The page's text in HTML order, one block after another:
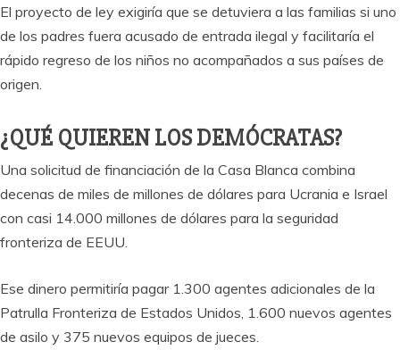
El proyecto de ley exigiría que se detuviera a las familias si uno
de los padres fuera acusado de entrada ilegal y facilitaría el
rápido regreso de los niños no acompañados a sus países de
origen.
¿QUÉ QUIEREN LOS DEMÓCRATAS?
Una solicitud de financiación de la Casa Blanca combina
decenas de miles de millones de dólares para Ucrania e Israel
con casi 14.000 millones de dólares para la seguridad
fronteriza de EEUU.
Ese dinero permitiría pagar 1.300 agentes adicionales de la
Patrulla Fronteriza de Estados Unidos, 1.600 nuevos agentes
de asilo y 375 nuevos equipos de jueces.